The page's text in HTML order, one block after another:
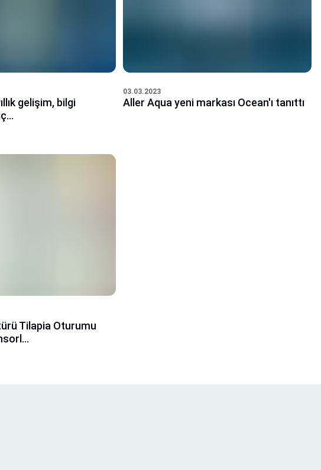
gelişim, bilgi
03.03.2023
Aller Aqua yeni markası Ocean'ı tanıttı
Tilapia Oturumu